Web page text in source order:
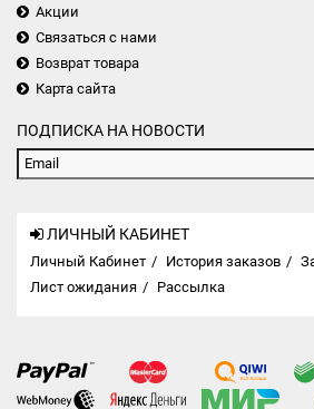
Акции
Связаться с нами
Возврат товара
Карта сайта
ПОДПИСКА НА НОВОСТИ
ЛИЧНЫЙ КАБИНЕТ
Личный Кабинет История заказов
Лист ожидания
Рассылка